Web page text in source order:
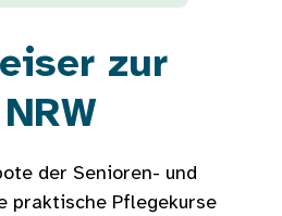
zur
der Senioren- und
praktische Pflegekurse